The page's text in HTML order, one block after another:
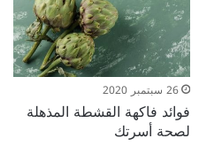
26 سبتمبر 2020
فوائد فاكهة القشطة المذهلة
لصحة أسرتك